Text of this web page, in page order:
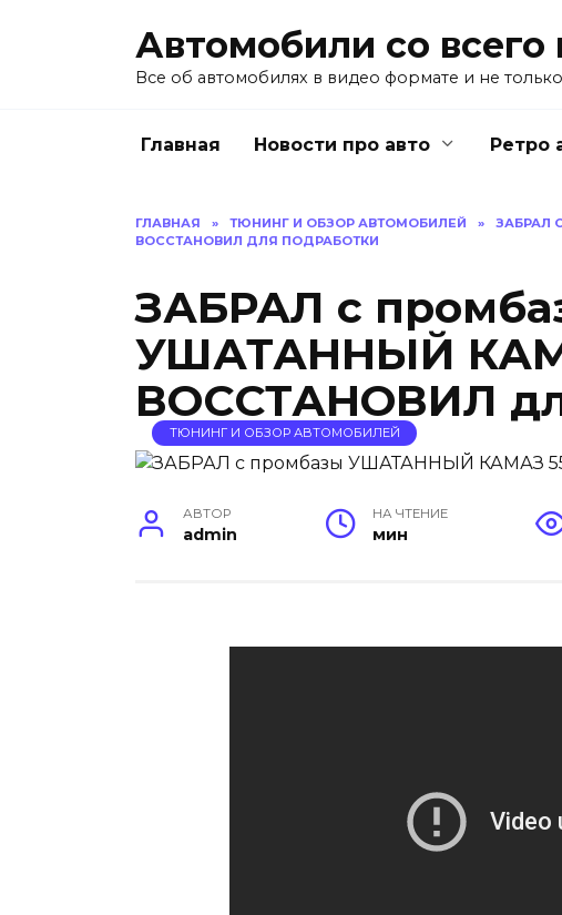
Автомобили со
Все об автомобилях в видео формате и не
Главная Новости про авто Ретро
ГЛАВНАЯ » ТЮНИНГ И ОБЗОР АВТОМОБИЛЕЙ »
ЗАБРАЛ
ВОССТАНОВИЛ ДЛЯ ПОДРАБОТКИ
ЗАБРАЛ с
УШАТАННЫЙ
ВОССТАНОВИЛ
ТЮНИНГ И ОБЗОР АВТОМОБИЛЕЙ
АВТОР
admin
НА ЧТЕНИЕ
мин